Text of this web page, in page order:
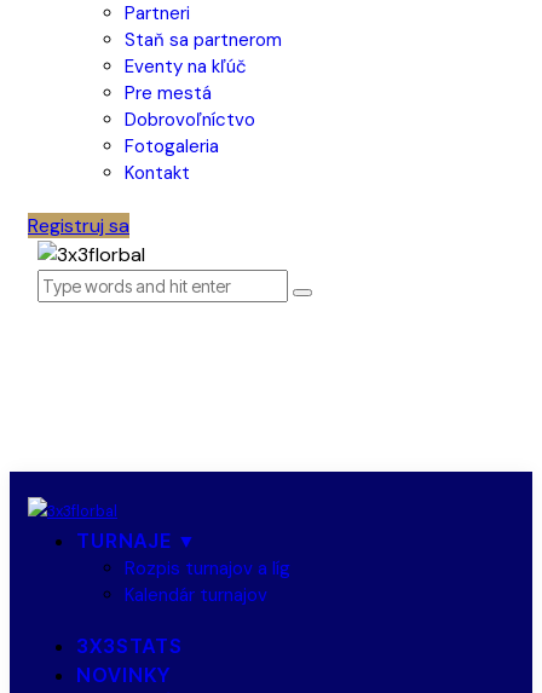
Partneri
Staň sa partnerom
Eventy na kľúč
Pre mestá
Dobrovoľníctvo
Fotogaleria
Kontakt
Registruj sa
TURNAJE ▼
Rozpis turnajov a líg
Kalendár turnajov
3X3STATS
NOVINKY